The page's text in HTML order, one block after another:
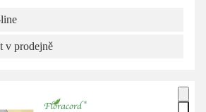
v prodejně